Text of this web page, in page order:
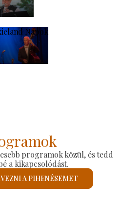
Napok
programok közül, és tedd
a kikapcsolódást.
A PIHENÉSEMET
Templom